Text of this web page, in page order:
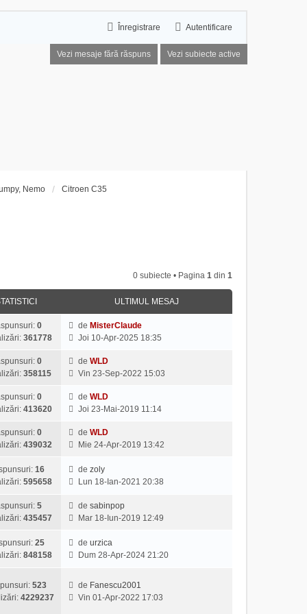
Autentificare
Înregistrare
Vezi mesaje fără răspuns Vezi subiecte active
Nemo Citroen C35
0 subiecte • Pagina 1 din 1
ULTIMUL MESAJ
0
361778
de MisterClaude
V
i
t
u
e
j
Joi 10-Apr-2025 18:35
0
358115
deWLD
V
i
t
u
m
e
j
Vin 23-Sep-2022 15:03
0
413620
deWLD
V
i
t
m
u
e
j
Joi 23-Mai-2019 11:14
0
439032
deWLD
V
l
u
e
s
Mie 24-Apr-2019 13:42
16
595658
dezoly
V
z
i
t
u
l
Lun 18-Ian-2021 20:38
5
435457
desabinpop
V
i
t
i
Mar 18-Iun-2019 12:49
25
848158
deurzica
V
i
u
Dum 28-Apr-2024 21:20
523
4229237
de Fanescu2001
V
Vin 01-Apr-2022 17:03